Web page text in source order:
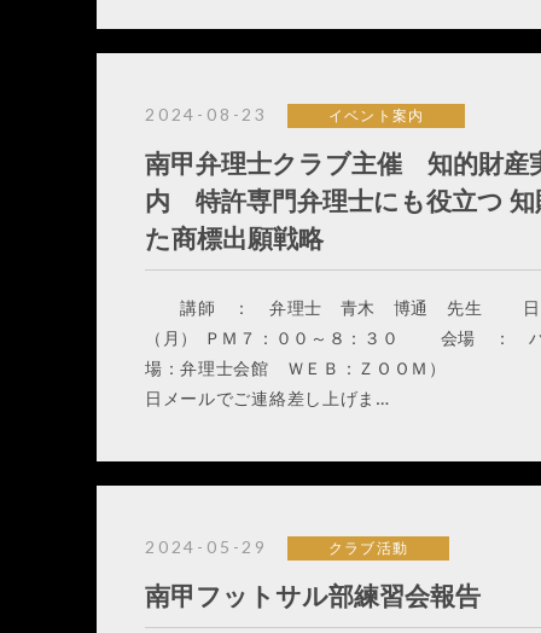
2024-08-23 イベント案内
南甲弁理士クラブ主催 知的財産
内 特許専門弁理士にも役立つ
た商標出願戦略
講師 ： 弁理士 青木 博通 先生 日時
（月） ＰＭ７：００～８：３０ 会場 ： ハ
場：弁理士会館 ＷＥＢ：ＺＯＯＭ）
日メールでご連絡差し上げま…
2024-05-29 クラブ活動
南甲フットサル部練習会報告